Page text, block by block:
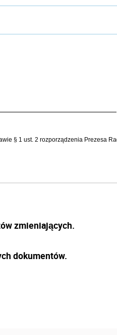
§ 1 ust. 2 rozporządzenia Prezesa
zmieniających.
dokumentów.